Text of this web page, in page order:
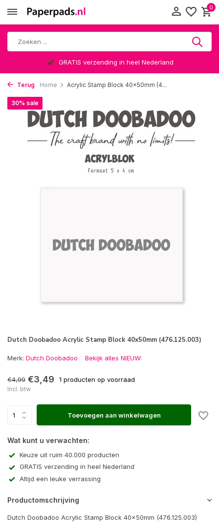
0
GRATIS verzending in heel Nederland
Terug Home Acrylic Stamp Block 40x50mm (4...
Dutch Doobadoo Acrylic Stamp Block 40x50mm (476.125.003)
30% sale
Merk: Dutch Doobadoo Bekijk alles NIEUW:
€4,99 €3,49 1 producten op voorraad
Incl. btw
Toevoegen aan winkelwagen
Wat kunt u verwachten:
Keuze uit ruim 40.000 producten
GRATIS verzending in heel Nederland
Altijd een leuke verrassing
Productomschrijving
Dutch Doobadoo Acrylic Stamp Block 40x50mm (476.125.003)